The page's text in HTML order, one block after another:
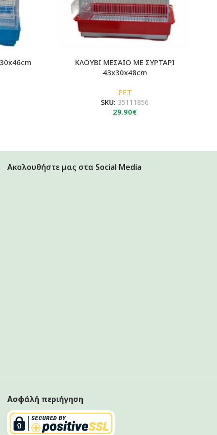
ΚΛΟΥΒΙ ΜΕΣΑΙΟ ΜΕ ΣΥΡΤΑΡΙ
43x30x48cm
PET
SKU: 35111856
29.90€
Ακολουθήστε μας στα Social Media
Ασφάλή περιήγηση